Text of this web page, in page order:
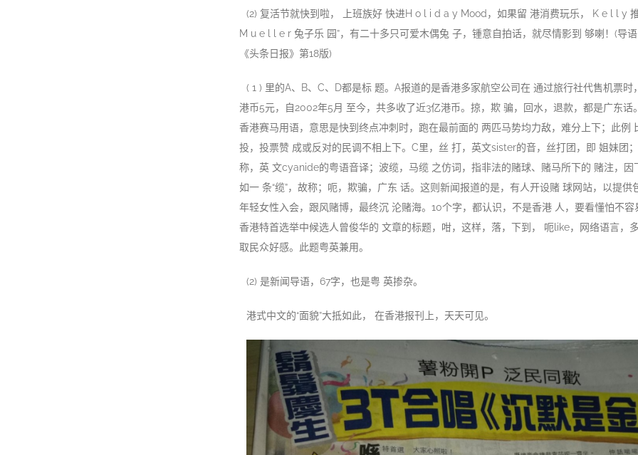
(2) 复活节就快到啦， 上班族好 快进H o l i d a y Mood，如果留 港消费玩乐， K e l l y
M u e l l e r 兔子乐 园”，有二十多只可爱木偶兔 子，锺意自拍话，就尽情影到 够喇！(导
《头条日报》第18版)
( 1 ) 里的A、B、C、D都是标 题。A报道的是香港多家航空公司在 通过旅行社代售机票时
港币5元，自2002年5月 至今，共多收了近3亿港币。掠，欺 骗，回水，退款，都是广东话
香港赛马用语，意思是快到终点冲刺时，跑在最前面的 两匹马势均力敌，难分上下；此例
投，投票赞 成或反对的民调不相上下。C里，丝 打，英文sister的音，丝打团，即 姐妹团
称，英 文cyanide的粤语音译；波缆，马缆 之仿词，指非法的赌球、赌马所下的 赌注，因
如一 条“缆”，故称；呃，欺骗，广东 话。这则新闻报道的是，有人开设赌 球网站，以提供
年轻女性入会，跟风赌博，最终沉 沦赌海。10个字，都认识，不是香港 人，要看懂怕不
香港特首选举中候选人曾俊华的 文章的标题，咁，这样，落，下到， 呃like，网络语言，
取民众好感。此题粤英兼用。
(2) 是新闻导语，67字，也是粤 英掺杂。
港式中文的“面貌”大抵如此， 在香港报刊上，天天可见。